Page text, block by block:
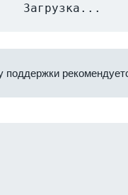
Загрузка...